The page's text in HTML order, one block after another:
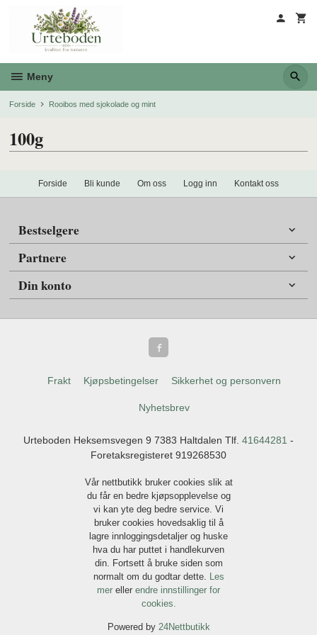
innholdet
Meny
Forside Rooibos med sjokolade og mint
100g
Forside Bli kunde Om oss Logg inn Kontakt oss
Bestselgere
Partnere
Din konto
Frakt Kjøpsbetingelser Sikkerhet og personvern
Nyhetsbrev
Urteboden Heksemsvegen 9 7383 Haltdalen Tlf. 41644281 -
Foretaksregisteret 919268530
Vår nettbutikk bruker cookies slik at
du får en bedre kjøpsopplevelse og
vi kan yte deg bedre service. Vi
bruker cookies hovedsaklig til å
lagre innloggingsdetaljer og huske
hva du har puttet i handlekurven
din. Fortsett å bruke siden som
normalt om du godtar dette.
Les
mer eller endre innstillinger for
cookies.
Powered by 24Nettbutikk